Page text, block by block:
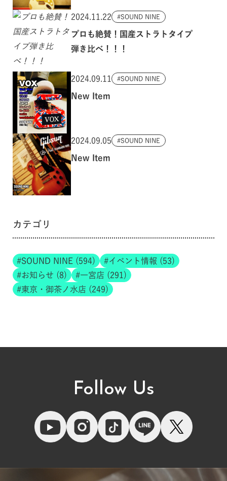
2024.11.22 SOUND NINE
プロも絶賛！国産ストラトタイプ
弾き比べ！！！
2024.09.11 SOUND NINE
New Item
2024.09.05 SOUND NINE
New Item
カテゴリ
SOUND NINE (594)
イベント情報 (53)
お知らせ (8)
一宮店 (291)
東京・御茶ノ水店 (249)
Follow Us